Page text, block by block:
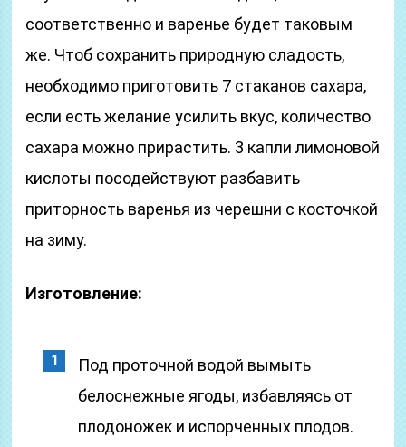
соответственно и варенье будет таковым
же. Чтоб сохранить природную сладость,
необходимо приготовить 7 стаканов сахара,
если есть желание усилить вкус, количество
сахара можно прирастить. 3 капли лимоновой
кислоты посодействуют разбавить
приторность варенья из черешни с косточкой
на зиму.
Изготовление:
Под проточной водой вымыть
белоснежные ягоды, избавляясь от
плодоножек и испорченных плодов.